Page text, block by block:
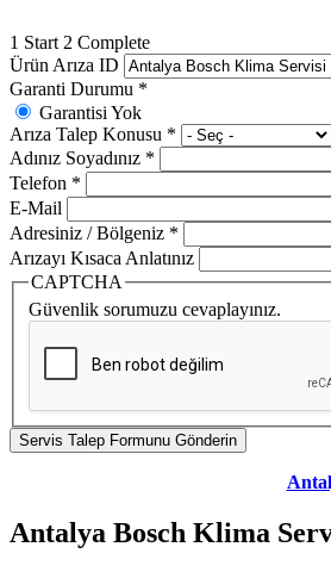
1 Start 2 Complete
Ürün Arıza ID
Garanti Durumu *
Garantisi Yok
Arıza Talep Konusu *
Adınız Soyadınız *
Telefon *
E-Mail
Adresiniz / Bölgeniz *
Arızayı Kısaca Anlatınız
CAPTCHA
Güvenlik sorumuzu cevaplayınız.
Antalya Bosch Klima